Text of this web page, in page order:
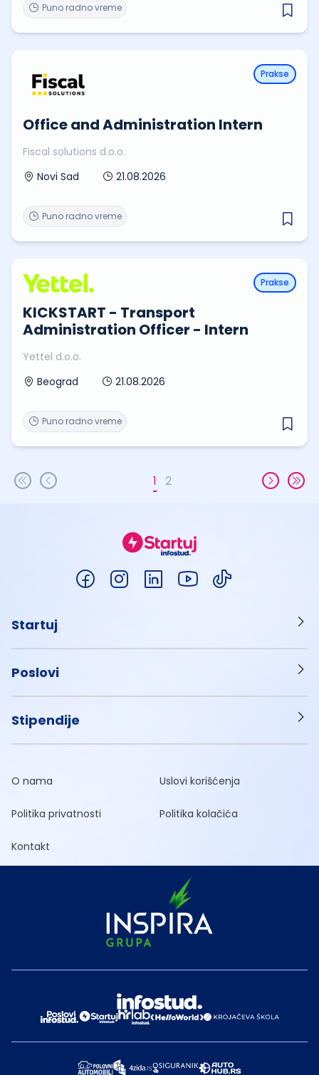
Puno radno vreme
Prakse
Office and Administration Intern
Fiscal solutions d.o.o.
Novi Sad
21.08.2026
Puno radno vreme
Prakse
KICKSTART - Transport
Administration Officer - Intern
Yettel d.o.o.
Beograd
21.08.2026
Puno radno vreme
1 2
Startuj
Poslovi
Stipendije
O nama Uslovi korišćenja
Politika privatnosti Politika kolačića
Kontakt